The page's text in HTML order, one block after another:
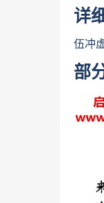
详
伍冲
部